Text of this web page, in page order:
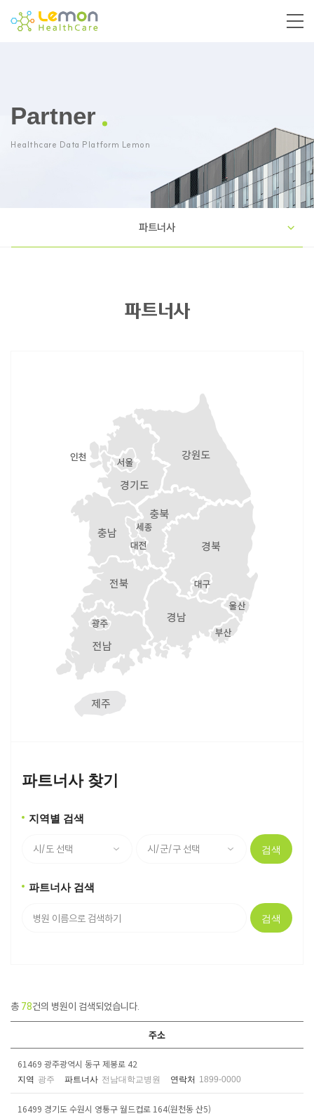
Partner
Healthcare Data Platform Lemon
파트너사
파트너사
파트너사 찾기
지역별 검색
검색
파트너사 검색
검색
총 78건의 병원이 검색되었습니다.
주소
61469 광주광역시 동구 제봉로 42
지역 광주 파트너사 전남대학교병원 연락처 1899-0000
16499 경기도 수원시 영통구 월드컵로 164(원천동 산5)